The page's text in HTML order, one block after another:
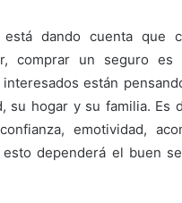
dando cuenta que
comprar un seguro es
están
su hogar y su familia. Es
emotividad,
dependerá el buen